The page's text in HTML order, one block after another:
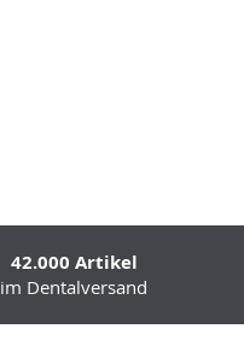
42.000 Artikel
im Dentalversand